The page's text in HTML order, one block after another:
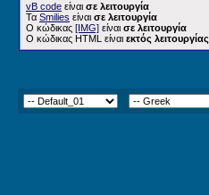
vB code είναι σε λειτουργία
Τα Smilies είναι σε λειτουργία
Ο κώδικας [IMG] είναι σε λειτουργία
Ο κώδικας HTML είναι εκτός λειτουργίας